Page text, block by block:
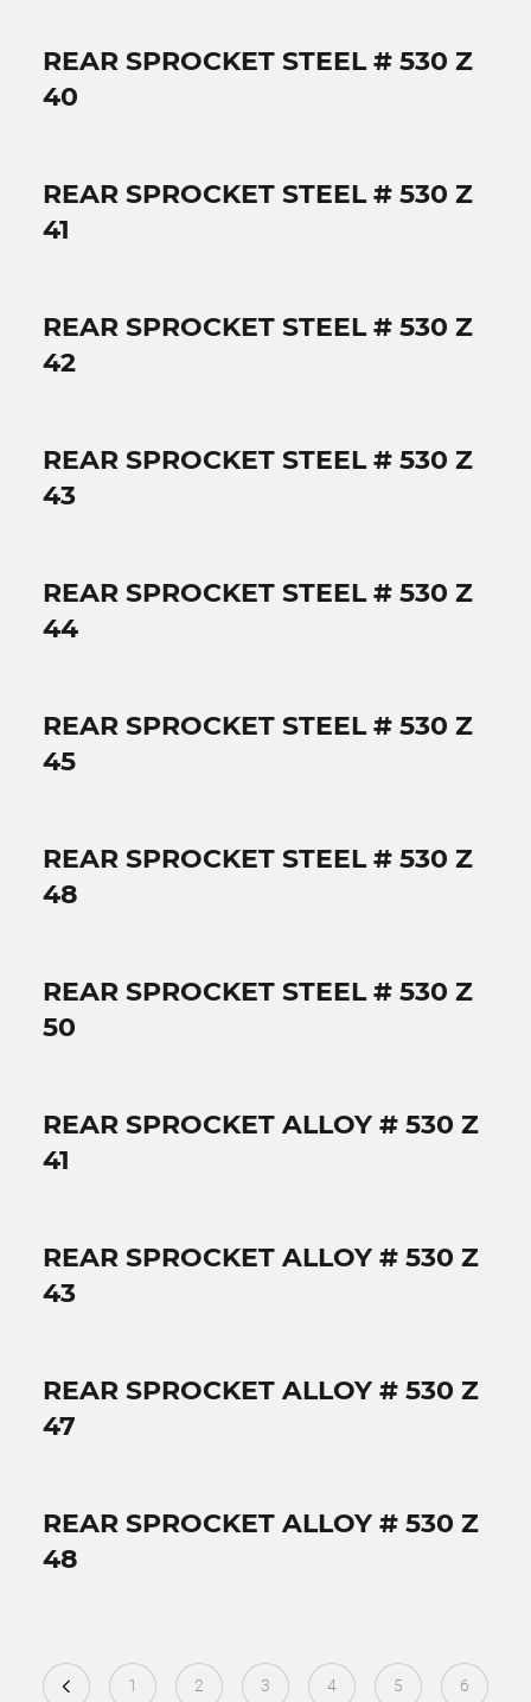
REAR SPROCKET STEEL # 530 Z
40
REAR SPROCKET STEEL # 530 Z
41
REAR SPROCKET STEEL # 530 Z
42
REAR SPROCKET STEEL # 530 Z
43
REAR SPROCKET STEEL # 530 Z
44
REAR SPROCKET STEEL # 530 Z
45
REAR SPROCKET STEEL # 530 Z
48
REAR SPROCKET STEEL # 530 Z
50
REAR SPROCKET ALLOY # 530 Z
41
REAR SPROCKET ALLOY # 530 Z
43
REAR SPROCKET ALLOY # 530 Z
47
REAR SPROCKET ALLOY # 530 Z
48
1 2 3 4 5 6